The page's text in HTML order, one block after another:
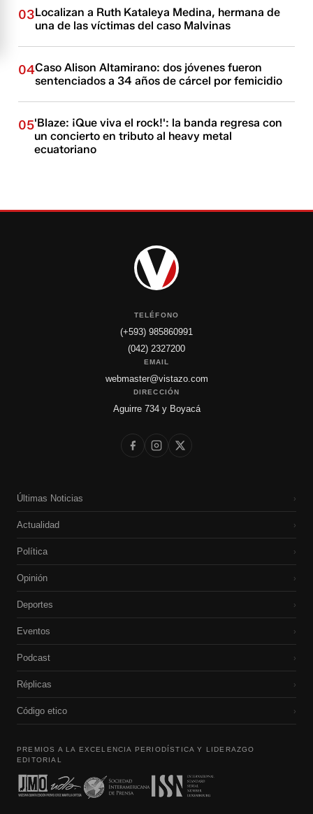
03Localizan a Ruth Kataleya Medina, hermana de
una de las víctimas del caso Malvinas
04Caso Alison Altamirano: dos jóvenes fueron
sentenciados a 34 años de cárcel por femicidio
05'Blaze: ¡Que viva el rock!': la banda regresa con
un concierto en tributo al heavy metal
ecuatoriano
TELÉFONO
(+593) 985860991
(042) 2327200
EMAIL
webmaster@vistazo.com
DIRECCIÓN
Aguirre 734 y Boyacá
Últimas Noticias ›
Actualidad ›
Política ›
Opinión ›
Deportes ›
Eventos ›
Podcast ›
Réplicas ›
Código etico ›
PREMIOS A LA EXCELENCIA PERIODÍSTICA Y LIDERAZGO
EDITORIAL